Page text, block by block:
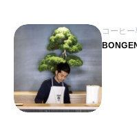
コーヒ